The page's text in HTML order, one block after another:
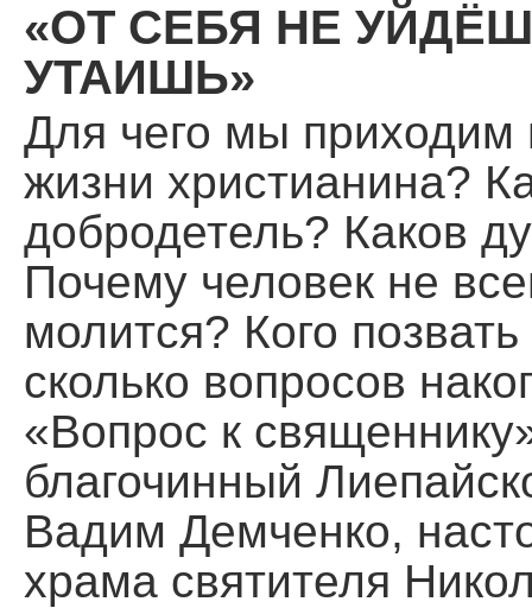
«ОТ СЕБЯ НЕ
УТАИШЬ»
Для чего мы
жизни христианина?
добродетель? Каков
Почему человек не
молится? Кого
сколько вопросов
«Вопрос к
благочинный
Вадим Демченко,
храма святителя